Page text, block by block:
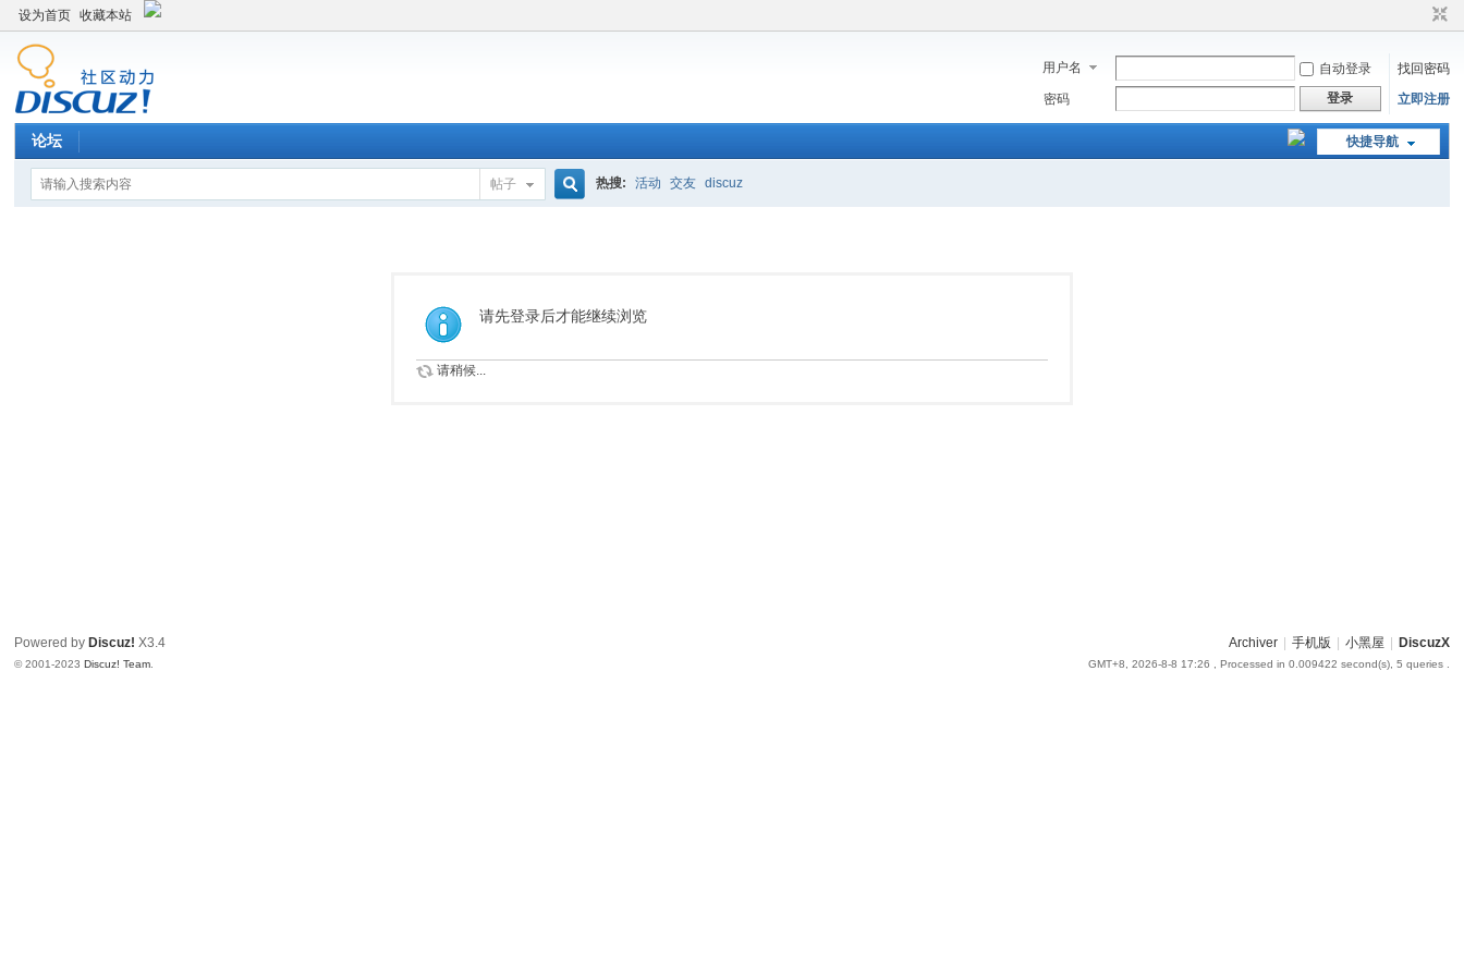
设为首页 收藏本站
用户名 自动登录
找回密码
密码
登录 立即注册
快捷导航
论坛
帖子
索
热搜: 活动 交友 discuz
请先登录后才能继续浏览
请稍候...
Archiver 手机版 小黑屋 DiscuzX
GMT+8, 2026-8-8 17:26 , Processed in 0.009422 second(s), 5 queries .
Powered by Discuz! X3.4
© 2001-2023Discuz! Team